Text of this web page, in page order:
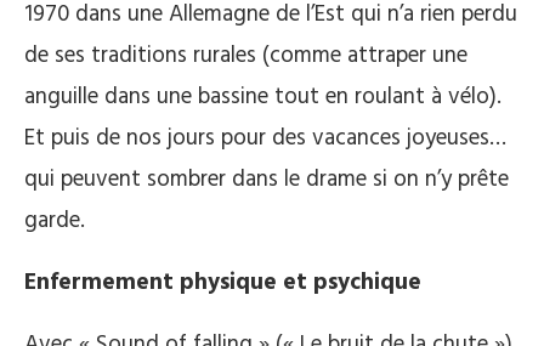
1970 dans une Allemagne de l’Est qui n’a rien perdu
de ses traditions rurales (comme attraper une
anguille dans une bassine tout en roulant à vélo).
Et puis de nos jours pour des vacances joyeuses…
qui peuvent sombrer dans le drame si on n’y prête
garde.
Enfermement physique et psychique